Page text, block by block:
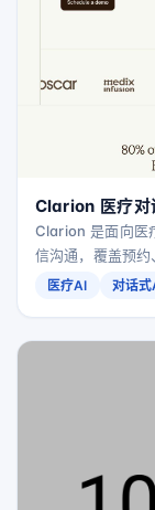
Clarion 医疗对
Clarion 是面向医
信沟通，覆盖预
减轻前台压力、
医疗AI 对话式